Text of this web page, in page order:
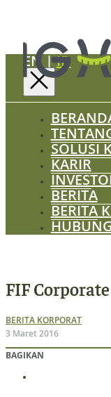
EN|ID
SOLUSI
KARIR
BERITA
BERITA
FIF
BERITA KORPORAT
3 Maret 2016
BAGIKAN